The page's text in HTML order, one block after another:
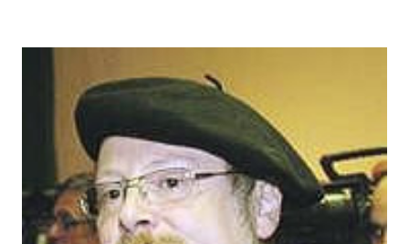
Batasuna, Rufi Etxeberria, que hasta el año pasado fue
dirigente de Sortu. Tras aquel vil secuestro, las calles de
Euskadi dejaron de ser dominadas por ETA y su entorno
político. Nadie recuerda en Bilbao una manifestación mayor
que la que había pedido la liberación de Miguel Angel
Blanco horas antes de su asesinato: concentró a más de